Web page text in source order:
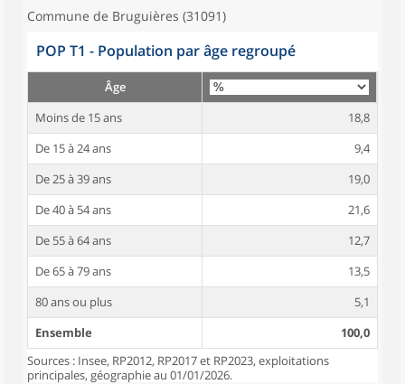
Commune de Bruguières (31091)
POP T1 - Population par âge regroupé
Âge
Moins de 15 ans
18,8
De 15 à 24 ans
9,4
De 25 à 39 ans
19,0
De 40 à 54 ans
21,6
De 55 à 64 ans
12,7
De 65 à 79 ans
13,5
80 ans ou plus
5,1
Ensemble
100,0
Sources : Insee, RP2012, RP2017 et RP2023, exploitations
principales, géographie au 01/01/2026.